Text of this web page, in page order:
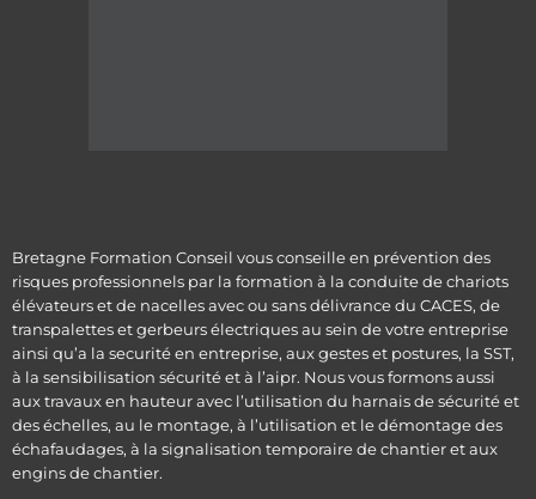
Bretagne Formation Conseil vous conseille en prévention des
risques professionnels par la formation à la conduite de chariots
élévateurs et de nacelles avec ou sans délivrance du CACES, de
transpalettes et gerbeurs électriques au sein de votre entreprise
ainsi qu’a la securité en entreprise, aux gestes et postures, la SST,
à la sensibilisation sécurité et à l’aipr. Nous vous formons aussi
aux travaux en hauteur avec l’utilisation du harnais de sécurité et
des échelles, au le montage, à l’utilisation et le démontage des
échafaudages, à la signalisation temporaire de chantier et aux
engins de chantier.